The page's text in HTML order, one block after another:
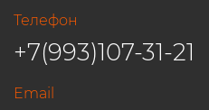
Телефон
+7(993)107-31-21
Email